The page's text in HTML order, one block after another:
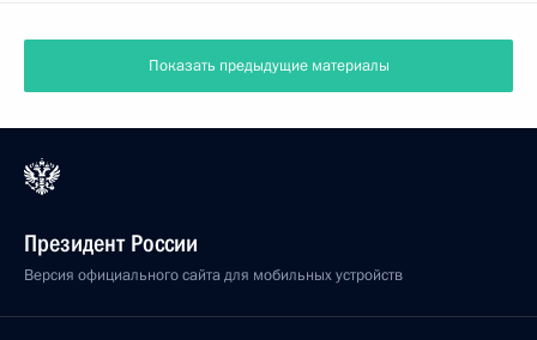
Показать предыдущие материалы
Президент России
Версия официального сайта для мобильных устройств